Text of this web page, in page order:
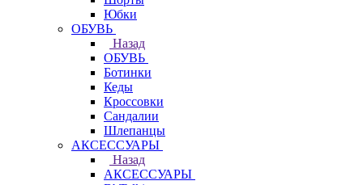
Юбки
ОБУВЬ
Назад
ОБУВЬ
Ботинки
Кеды
Кроссовки
Сандалии
Шлепанцы
АКСЕССУАРЫ
Назад
АКСЕССУАРЫ